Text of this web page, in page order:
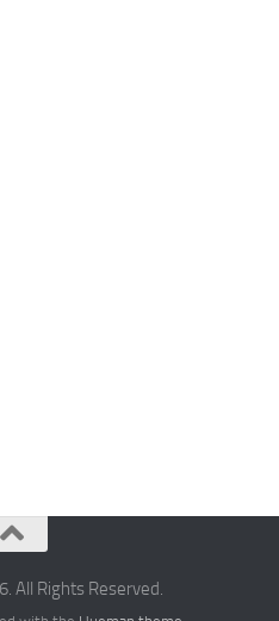
All Rights Reserved.